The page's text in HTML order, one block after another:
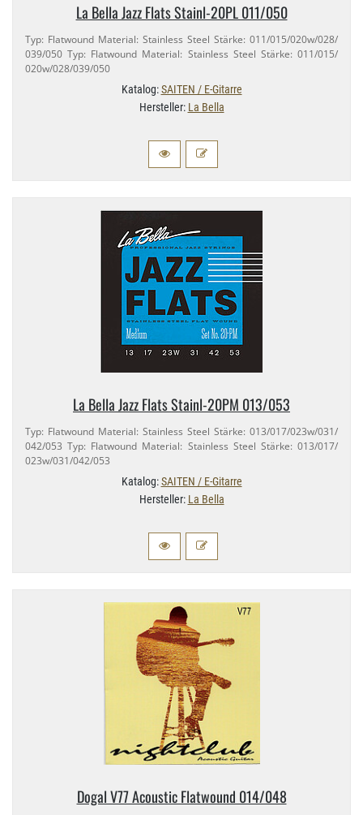
La Bella Jazz Flats Stainl-​20PL 011/​050
Typ: Flatwound Material: Stainless Steel Stärke: 011/​015/​020w/​028/​
039/​050 Typ: Flatwound Material: Stainless Steel Stärke: 011/​015/​
020w/​028/​039/​050
Katalog:SAITEN / E-Gitarre
Hersteller: La Bella
La Bella Jazz Flats Stainl-​20PM 013/​053
Typ: Flatwound Material: Stainless Steel Stärke: 013/​017/​023w/​031/​
042/​053 Typ: Flatwound Material: Stainless Steel Stärke: 013/​017/​
023w/​031/​042/​053
Katalog:SAITEN / E-Gitarre
Hersteller: La Bella
Dogal V77 Acoustic Flatwound 014/​048